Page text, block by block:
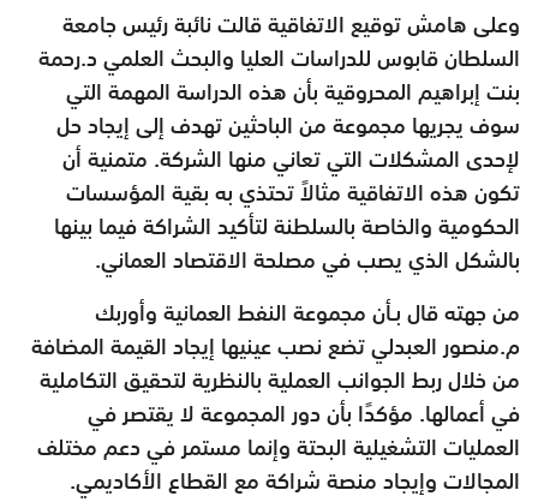
وعلى هامش توقيع الاتفاقية قالت نائبة رئيس جامعة
السلطان قابوس للدراسات العليا والبحث العلمي د.رحمة
بنت إبراهيم المحروقية بأن هذه الدراسة المهمة التي
سوف يجريها مجموعة من الباحثين تهدف إلى إيجاد حل
لإحدى المشكلات التي تعاني منها الشركة. متمنية أن
تكون هذه الاتفاقية مثالاً تحتذي به بقية المؤسسات
الحكومية والخاصة بالسلطنة لتأكيد الشراكة فيما بينها
بالشكل الذي يصب في مصلحة الاقتصاد العماني.
من جهته قال بـأن مجموعة النفط العمانية وأوربك
م.منصور العبدلي تضع نصب عينيها إيجاد القيمة المضافة
من خلال ربط الجوانب العملية بالنظرية لتحقيق التكاملية
في أعمالها. مؤكدًا بأن دور المجموعة لا يقتصر في
العمليات التشغيلية البحتة وإنما مستمر في دعم مختلف
المجالات وإيجاد منصة شراكة مع القطاع الأكاديمي.